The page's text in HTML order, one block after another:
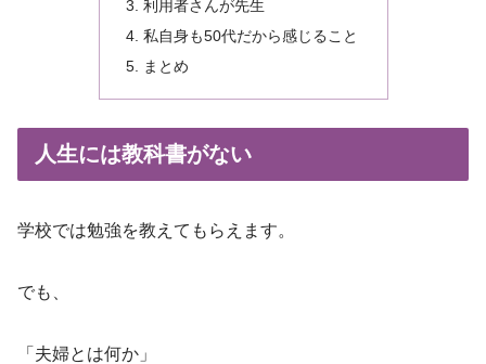
利用者さんが先生
私自身も50代だから感じること
まとめ
人生には教科書がない
学校では勉強を教えてもらえます。
でも、
「夫婦とは何か」